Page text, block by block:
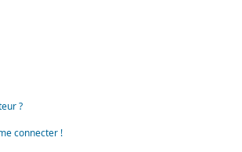
?
connecter !